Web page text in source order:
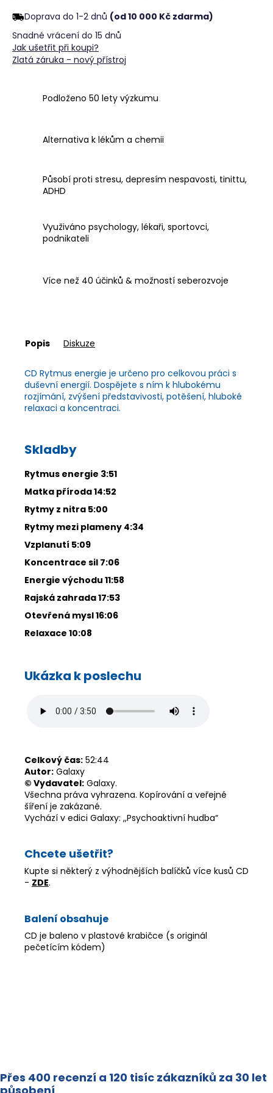
Doprava do 1-2 dnů (od 10 000 Kč zdarma)
Snadné vrácení do 15 dnů
Jak ušetřit při koupi?
Zlatá záruka - nový přístroj
Podloženo 50 lety výzkumu
Alternativa k lékům a chemii
Působí proti stresu, depresím nespavosti, tinittu,
ADHD
Využiváno psychology, lékaři, sportovci,
podnikateli
Více než 40 účinků & možností seberozvoje
Popis Diskuze
CD Rytmus energie je určeno pro celkovou práci s
duševní energií. Dospějete s ním k hlubokému
rozjímání, zvýšení představivosti, potěšení, hluboké
relaxaci a koncentraci.
Skladby
Rytmus energie 3:51
Matka příroda 14:52
Rytmy z nitra 5:00
Rytmy mezi plameny 4:34
Vzplanutí 5:09
Koncentrace sil 7:06
Energie východu 11:58
Rajská zahrada 17:53
Otevřená mysl 16:06
Relaxace 10:08
Ukázka k poslechu
Celkový čas: 52:44
Autor: Galaxy
© Vydavatel: Galaxy.
Všechna práva vyhrazena. Kopírování a veřejné
šíření je zakázané.
Vychází v edici Galaxy: ,,Psychoaktivní hudba“
Chcete ušetřit?
Kupte si některý z výhodnějších balíčků více kusů CD
- ZDE.
Balení obsahuje
CD je baleno v plastové krabičce (s originál
pečetícím kódem)
u
j
e
m
e
Přes 400 recenzí a 120 tisíc zákazníků za 30 let